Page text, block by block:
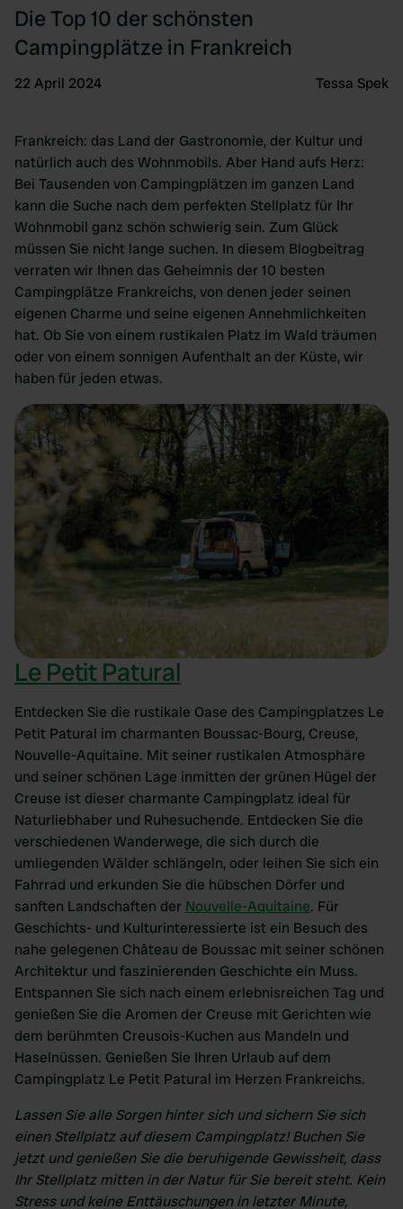
Die Top 10 der schönsten
Campingplätze in Frankreich
22 April 2024 Tessa Spek
Frankreich: das Land der Gastronomie, der Kultur und
natürlich auch des Wohnmobils. Aber Hand aufs Herz:
Bei Tausenden von Campingplätzen im ganzen Land
kann die Suche nach dem perfekten Stellplatz für Ihr
Wohnmobil ganz schön schwierig sein. Zum Glück
müssen Sie nicht lange suchen. In diesem Blogbeitrag
verraten wir Ihnen das Geheimnis der 10 besten
Campingplätze Frankreichs, von denen jeder seinen
eigenen Charme und seine eigenen Annehmlichkeiten
hat. Ob Sie von einem rustikalen Platz im Wald träumen
oder von einem sonnigen Aufenthalt an der Küste, wir
haben für jeden etwas.
Le Petit Patural
Entdecken Sie die rustikale Oase des Campingplatzes Le
Petit Patural im charmanten Boussac-Bourg, Creuse,
Nouvelle-Aquitaine. Mit seiner rustikalen Atmosphäre
und seiner schönen Lage inmitten der grünen Hügel der
Creuse ist dieser charmante Campingplatz ideal für
Naturliebhaber und Ruhesuchende. Entdecken Sie die
verschiedenen Wanderwege, die sich durch die
umliegenden Wälder schlängeln, oder leihen Sie sich ein
Fahrrad und erkunden Sie die hübschen Dörfer und
sanften Landschaften der Nouvelle-Aquitaine. Für
Geschichts- und Kulturinteressierte ist ein Besuch des
nahe gelegenen Château de Boussac mit seiner schönen
Architektur und faszinierenden Geschichte ein Muss.
Entspannen Sie sich nach einem erlebnisreichen Tag und
genießen Sie die Aromen der Creuse mit Gerichten wie
dem berühmten Creusois-Kuchen aus Mandeln und
Haselnüssen. Genießen Sie Ihren Urlaub auf dem
Campingplatz Le Petit Patural im Herzen Frankreichs.
Lassen Sie alle Sorgen hinter sich und sichern Sie sich
einen Stellplatz auf diesem Campingplatz! Buchen Sie
jetzt und genießen Sie die beruhigende Gewissheit, dass
Ihr Stellplatz mitten in der Natur für Sie bereit steht. Kein
Stress und keine Enttäuschungen in letzter Minute,